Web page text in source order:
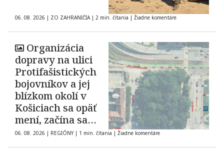
06. 08. 2026 | ZO ZAHRANIČIA | 2 min. čítania | Žiadne komentáre
Organizácia
dopravy na ulici
Protifašistických
bojovníkov a jej
blízkom okolí v
Košiciach sa opäť
mení, začína sa
tretia etapa prác
06. 08. 2026 | REGIÓNY | 1 min. čítania | Žiadne komentáre